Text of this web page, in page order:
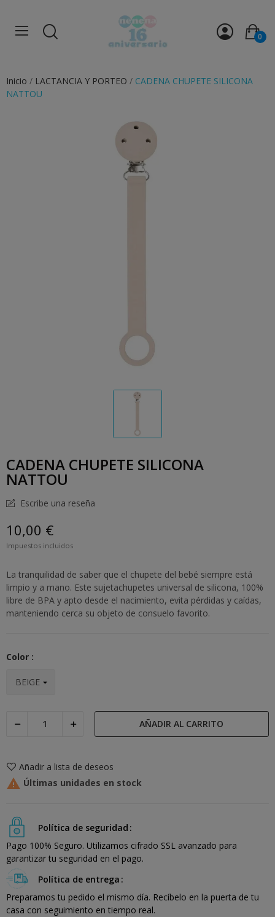
0
Inicio LACTANCIA Y PORTEO
CADENA CHUPETE SILICONA
NATTOU
CADENA CHUPETE SILICONA
NATTOU
Escribe una reseña
10,00 €
Impuestos incluidos
La tranquilidad de saber que el chupete del bebé siempre está
limpio y a mano. Este sujetachupetes universal de silicona, 100%
libre de BPA y apto desde el nacimiento, evita pérdidas y caídas,
manteniendo cerca su objeto de consuelo favorito.
Color :
AÑADIR AL CARRITO
Añadir a lista de deseos
 Últimas unidades en stock
Política de seguridad
Pago 100% Seguro. Utilizamos cifrado SSL avanzado para
garantizar tu seguridad en el pago.
Política de entrega
Preparamos tu pedido el mismo día. Recíbelo en la puerta de tu
casa con seguimiento en tiempo real.